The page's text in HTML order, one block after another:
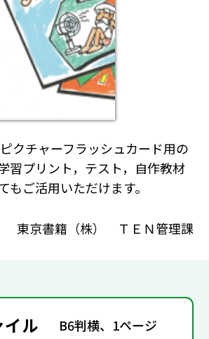
クチャーフラッシュカード用の
習プリント，テスト，自作教材
もご活用いただけます。
東京書籍（株） ＴＥＮ管理課
ル B6判横、1ページ